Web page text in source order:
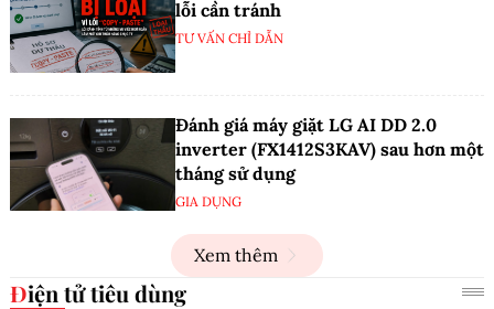
lỗi cần tránh
TƯ VẤN CHỈ DẪN
Đánh giá máy giặt LG AI DD 2.0
inverter (FX1412S3KAV) sau hơn một
tháng sử dụng
GIA DỤNG
Xem thêm
Điện tử tiêu dùng